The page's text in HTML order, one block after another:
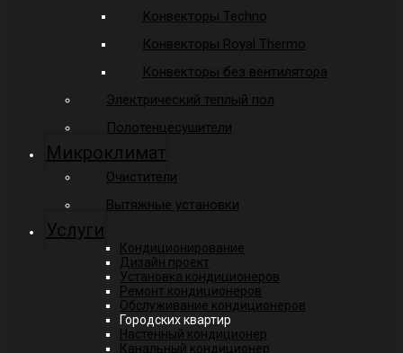
Конвекторы Techno
Конвекторы Royal Thermo
Конвекторы без вентилятора
Электрический теплый пол
Полотенцесушители
Микроклимат
Очистители
Вытяжные установки
Услуги
Кондиционирование
Дизайн проект
Установка кондиционеров
Ремонт кондиционеров
Обслуживание кондиционеров
Городских квартир
Настенный кондиционер
Канальный кондиционер